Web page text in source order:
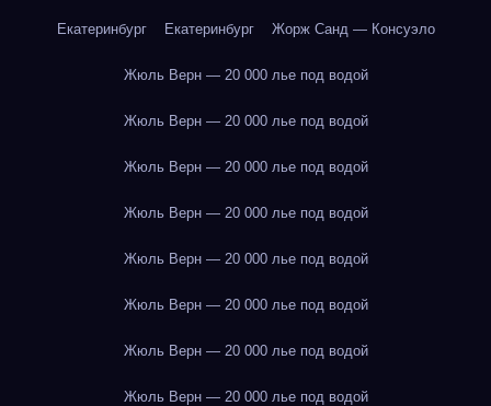
Екатеринбург Екатеринбург Жорж Санд — Консуэло
Жюль Верн — 20 000 лье под водой
Жюль Верн — 20 000 лье под водой
Жюль Верн — 20 000 лье под водой
Жюль Верн — 20 000 лье под водой
Жюль Верн — 20 000 лье под водой
Жюль Верн — 20 000 лье под водой
Жюль Верн — 20 000 лье под водой
Жюль Верн — 20 000 лье под водой